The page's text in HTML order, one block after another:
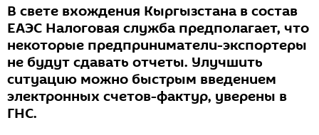
В свете вхождения Кыргызстана в состав
ЕАЭС Налоговая служба предполагает, что
некоторые предприниматели-экспортеры
не будут сдавать отчеты. Улучшить
ситуацию можно быстрым введением
электронных счетов-фактур, уверены в
ГНС.